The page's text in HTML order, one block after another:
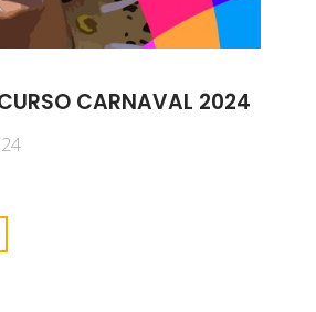
CARNAVAL 2024